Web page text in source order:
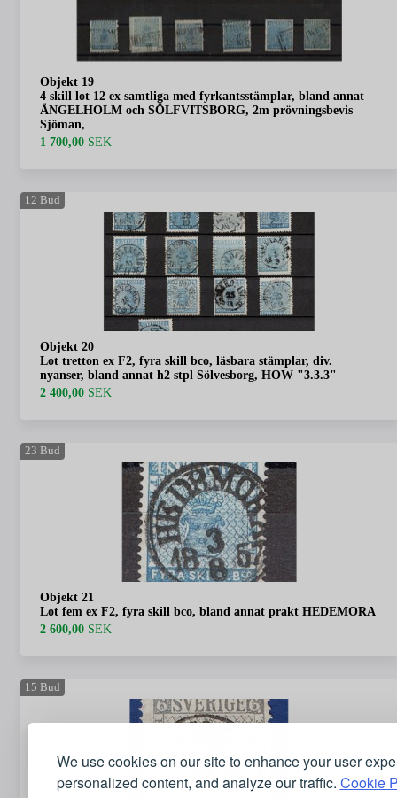
We use cookies on our site to enhance your user
personalized content, and analyze our traffic. Cookie
Objekt 19
4 skill lot 12 ex samtliga med fyrkantsstämplar, bland annat
ÄNGELHOLM och SÖLFVITSBORG, 2m prövningsbevis
Sjöman,
1 700,00 SEK
12 Bud
Objekt 20
Lot tretton ex F2, fyra skill bco, läsbara stämplar, div.
nyanser, bland annat h2 stpl Sölvesborg, HOW "3.3.3"
2 400,00 SEK
23 Bud
Objekt 21
Lot fem ex F2, fyra skill bco, bland annat prakt HEDEMORA
2 600,00 SEK
15 Bud